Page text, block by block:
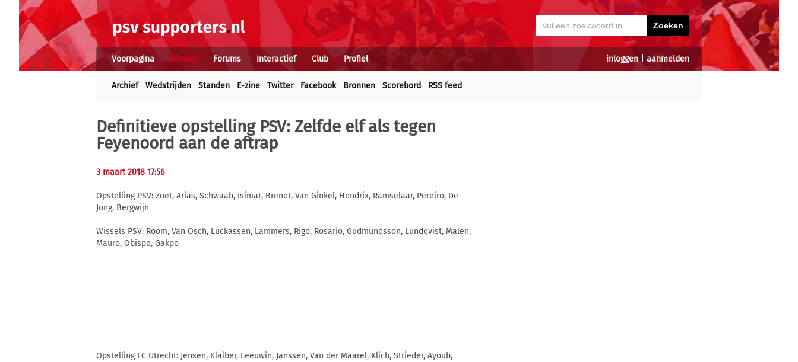
inloggen| aanmelden
Voorpagina Nieuws Forums Interactief Club Profiel
Archief Wedstrijden Standen E-zine Twitter Facebook Bronnen Scorebord RSS feed
Definitieve opstelling PSV: Zelfde elf als tegen
Feyenoord aan de aftrap
3 maart 2018 17:56
Opstelling PSV: Zoet, Arias, Schwaab, Isimat, Brenet, Van Ginkel, Hendrix, Ramselaar, Pereiro, De
Jong, Bergwijn
Wissels PSV: Room, Van Osch, Luckassen, Lammers, Rigo, Rosario, Gudmundsson, Lundqvist, Malen,
Mauro, Obispo, Gakpo
Opstelling FC Utrecht: Jensen, Klaiber, Leeuwin, Janssen, Van der Maarel, Klich, Strieder, Ayoub,